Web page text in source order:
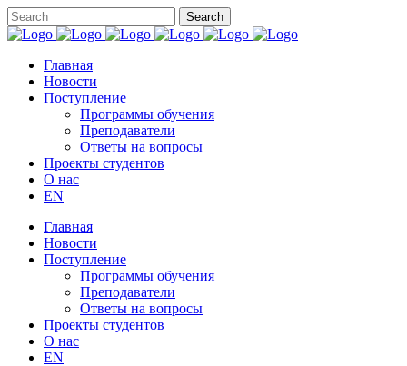
Главная
Новости
Поступление
Программы обучения
Преподаватели
Ответы на вопросы
Проекты студентов
О нас
EN
Главная
Новости
Поступление
Программы обучения
Преподаватели
Ответы на вопросы
Проекты студентов
О нас
EN